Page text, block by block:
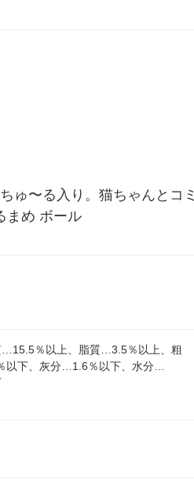
ゅ〜る入り。猫ちゃんとコミ
まめ ボール
…15.5％以上、脂質…3.5％以上、粗
以下、灰分…1.6％以下、水分…